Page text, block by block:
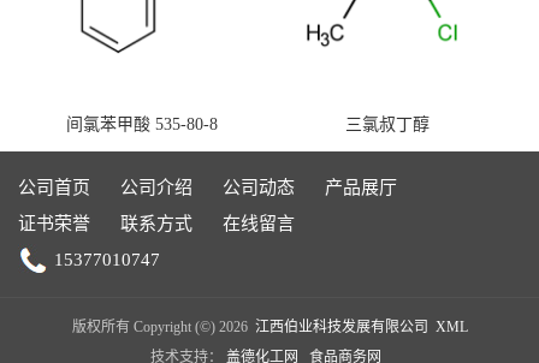
间氯苯甲酸 535-80-8 三氯叔丁醇
公司首页 公司介绍 公司动态
产品展厅
证书荣誉
联系方式
在线留言
15377010747
版权所有 Copyright (©) 2026 江西伯业科技发展有限公司
XML
技术支持： 盖德化工网 食品商务网